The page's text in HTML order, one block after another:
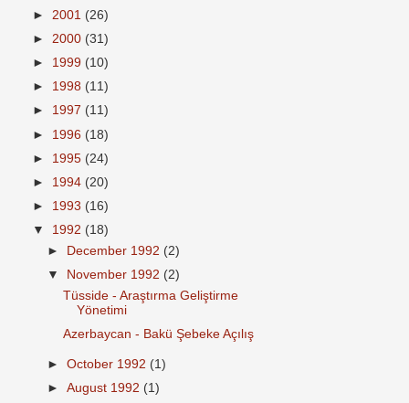
► 2001 (26)
► 2000 (31)
► 1999 (10)
► 1998 (11)
► 1997 (11)
► 1996 (18)
► 1995 (24)
► 1994 (20)
► 1993 (16)
▼ 1992 (18)
►
December 1992 (2)
▼
November 1992 (2)
Tüsside - Araştırma Geliştirme
Yönetimi
Azerbaycan - Bakü Şebeke Açılış
►October 1992 (1)
►August 1992 (1)